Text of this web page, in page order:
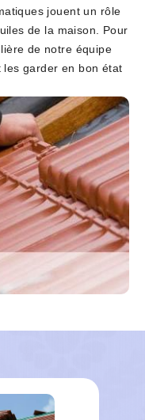
jouent un rôle
de la maison. Pour
de notre équipe
garder en bon état